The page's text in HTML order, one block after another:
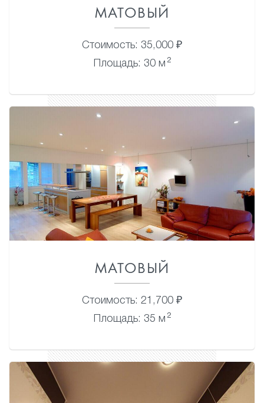
МАТОВЫЙ
Стоимость: 35,000 ₽
Площадь: 30 м 2
МАТОВЫЙ
Стоимость: 21,700 ₽
Площадь: 35 м 2